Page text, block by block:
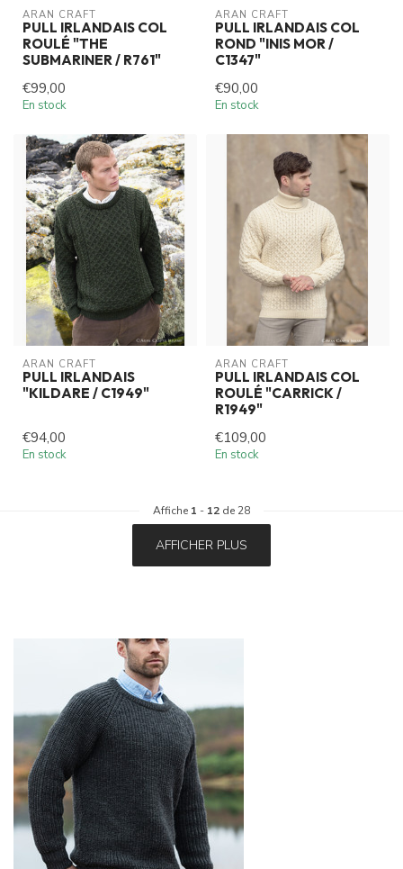
ARAN CRAFT
PULL IRLANDAIS COL
ROULÉ "THE
SUBMARINER / R761"
€99,00
En stock
ARAN CRAFT
PULL IRLANDAIS COL
ROND "INIS MOR /
C1347"
€90,00
En stock
ARAN CRAFT
PULL IRLANDAIS
"KILDARE / C1949"
€94,00
En stock
ARAN CRAFT
PULL IRLANDAIS COL
ROULÉ "CARRICK /
R1949"
€109,00
En stock
Affiche 1 - 12 de 28
AFFICHER PLUS